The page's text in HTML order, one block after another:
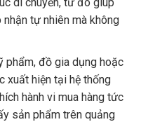
tự nhiên mà không
phẩm, đồ gia dụng hoặc
xuất hiện tại hệ thống
hành vi mua hàng tức
sản phẩm trên quảng